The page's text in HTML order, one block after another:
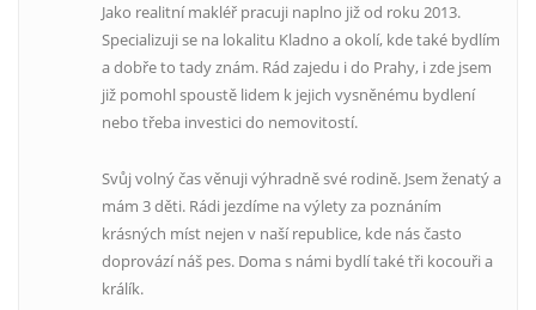
Jako realitní makléř pracuji naplno již od roku 2013.
Specializuji se na lokalitu Kladno a okolí, kde také bydlím
a dobře to tady znám. Rád zajedu i do Prahy, i zde jsem
již pomohl spoustě lidem k jejich vysněnému bydlení
nebo třeba investici do nemovitostí.
Svůj volný čas věnuji výhradně své rodině. Jsem ženatý a
mám 3 děti. Rádi jezdíme na výlety za poznáním
krásných míst nejen v naší republice, kde nás často
doprovází náš pes. Doma s námi bydlí také tři kocouři a
králík.